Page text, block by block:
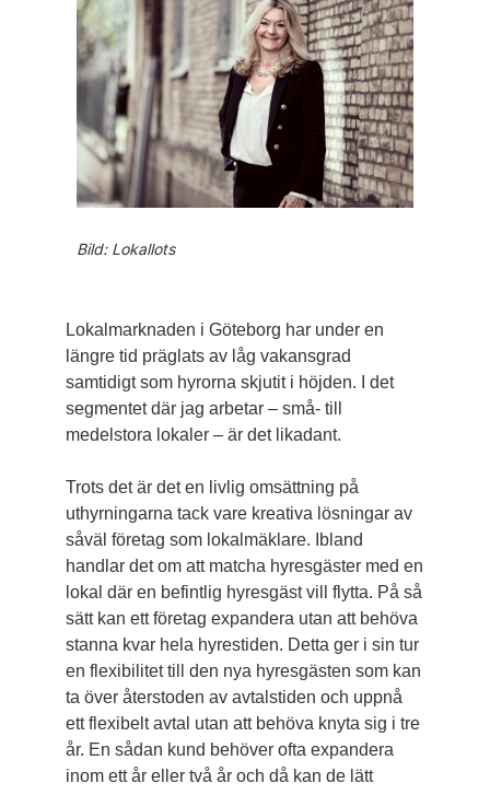
Bild: Lokallots
Lokalmarknaden i Göteborg har under en
längre tid präglats av låg vakansgrad
samtidigt som ­hyrorna skjutit i höjden. I det
segmentet där jag arbetar – små- till
medelstora lokaler – är det likadant.
Trots det är det en livlig omsättning på
uthyrningarna tack vare kreativa lösningar av
såväl företag som lokalmäklare. Ibland
handlar det om att matcha hyres­gäster med en
lokal där en befintlig hyresgäst vill flytta. På så
sätt kan ett företag expandera utan att behöva
stanna kvar hela hyrestiden. Detta ger i sin tur
en flexibilitet till den nya hyresgästen som kan
ta över återstoden av avtalstiden och uppnå
ett flexibelt avtal utan att behöva knyta sig i tre
år. En sådan kund be­höver ofta expandera
inom ett år eller två år och då kan de lätt